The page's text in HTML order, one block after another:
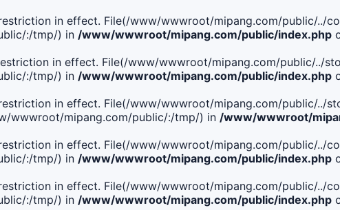
in effect. File(/www/wwwroot/mipang.com/public/../
:/tmp/) in /www/wwwroot/mipang.com/public/index.php
in effect. File(/www/wwwroot/mipang.com/public/../
:/tmp/) in /www/wwwroot/mipang.com/public/index.php
in effect. File(/www/wwwroot/mipang.com/public/../
wwwroot/mipang.com/public/:/tmp/) in /www/wwwroot/
in effect. File(/www/wwwroot/mipang.com/public/../
:/tmp/) in /www/wwwroot/mipang.com/public/index.php
in effect. File(/www/wwwroot/mipang.com/public/../
:/tmp/) in /www/wwwroot/mipang.com/public/index.php